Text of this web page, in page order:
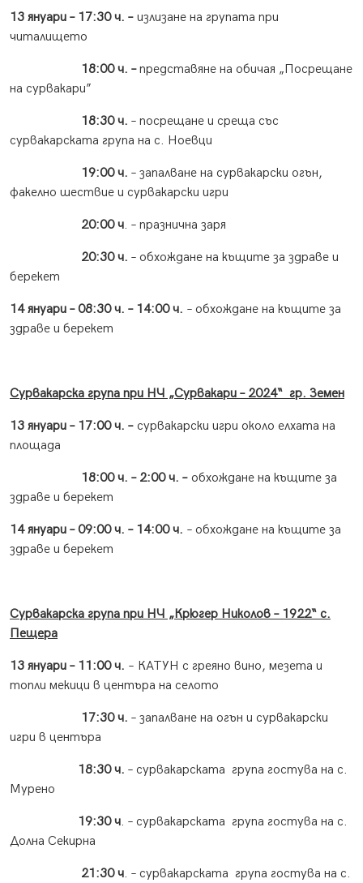
13 януари – 17:30 ч. – излизане на групата при
читалището
18:00 ч. –представяне на обичая „Посрещане
на сурвакари”
18:30 ч. – посрещане и среща със
сурвакарската група на с. Ноевци
19:00 ч. – запалване на сурвакарски огън,
факелно шествие и сурвакарски игри
20:00 ч. – празнична заря
20:30 ч. – обхождане на къщите за здраве и
берекет
14 януари –08:30 ч. – 14:00 ч. – обхождане на къщите за
здраве и берекет
Сурвакарска група при НЧ „Сурвакари – 2024“ гр. Земен
13 януари – 17:00 ч. – сурвакарски игри около елхата на
площада
18:00 ч. – 2:00 ч. – обхождане на къщите за
здраве и берекет
14 януари –09:00 ч. – 14:00 ч. – обхождане на къщите за
здраве и берекет
Сурвакарска група при НЧ „Крюгер Николов – 1922“ с.
Пещера
13 януари – 11:00 ч. – КАТУН с греяно вино, мезета и
топли мекици в центъра на селото
17:30 ч. – запалване на огън и сурвакарски
игри в центъра
18:30 ч. – сурвакарската група гостува на с.
Мурено
19:30 ч. – сурвакарската група гостува на с.
Долна Секирна
21:30 ч. – сурвакарската група гостува на с.